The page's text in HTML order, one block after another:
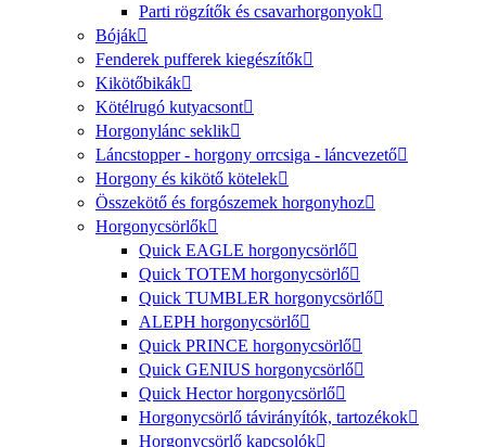
Parti rögzítők és csavarhorgonyok
Bóják
Fenderek pufferek kiegészítők
Kikötőbikák
Kötélrugó kutyacsont
Horgonylánc seklik
Láncstopper - horgony orrcsiga - láncvezető
Horgony és kikötő kötelek
Összekötő és forgószemek horgonyhoz
Horgonycsörlők
Quick EAGLE horgonycsörlő
Quick TOTEM horgonycsörlő
Quick TUMBLER horgonycsörlő
ALEPH horgonycsörlő
Quick PRINCE horgonycsörlő
Quick GENIUS horgonycsörlő
Quick Hector horgonycsörlő
Horgonycsörlő távirányítók, tartozékok
Horgonycsörlő kapcsolók